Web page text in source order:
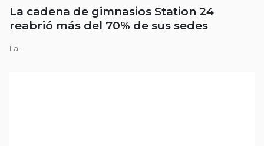
La cadena de gimnasios Station 24
reabrió más del 70% de sus sedes
La...